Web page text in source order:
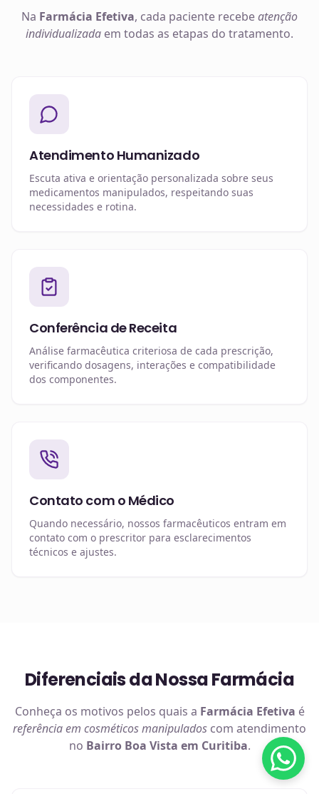
Na Farmácia Efetiva, cada paciente recebeatenção
individualizada em todas as etapas do tratamento.
Atendimento Humanizado
Escuta ativa e orientação personalizada sobre seus
medicamentos manipulados, respeitando suas
necessidades e rotina.
Conferência de Receita
Análise farmacêutica criteriosa de cada prescrição,
verificando dosagens, interações e compatibilidade
dos componentes.
Contato com o Médico
Quando necessário, nossos farmacêuticos entram em
contato com o prescritor para esclarecimentos
técnicos e ajustes.
Diferenciais da Nossa Farmácia
Conheça os motivos pelos quais a Farmácia Efetiva é
referência em cosméticos manipulados com atendimento
no Bairro Boa Vista em Curitiba.